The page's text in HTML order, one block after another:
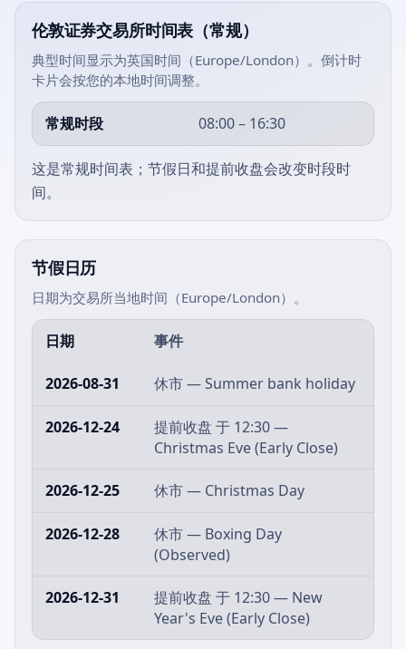
伦敦证券交易所时间表（常规）
典型时间显示为英国时间（Europe/London）。倒计时
卡片会按您的本地时间调整。
常规时段 08:00 – 16:30
这是常规时间表；节假日和提前收盘会改变时段时
间。
节假日历
日期为交易所当地时间（Europe/London）。
日期 事件
2026-08-31 休市 — Summer bank holiday
2026-12-24
提前收盘 于 12:30 —
Christmas Eve (Early Close)
2026-12-25 休市 — Christmas Day
2026-12-28
休市 — Boxing Day
(Observed)
2026-12-31
提前收盘 于 12:30 — New
Year's Eve (Early Close)